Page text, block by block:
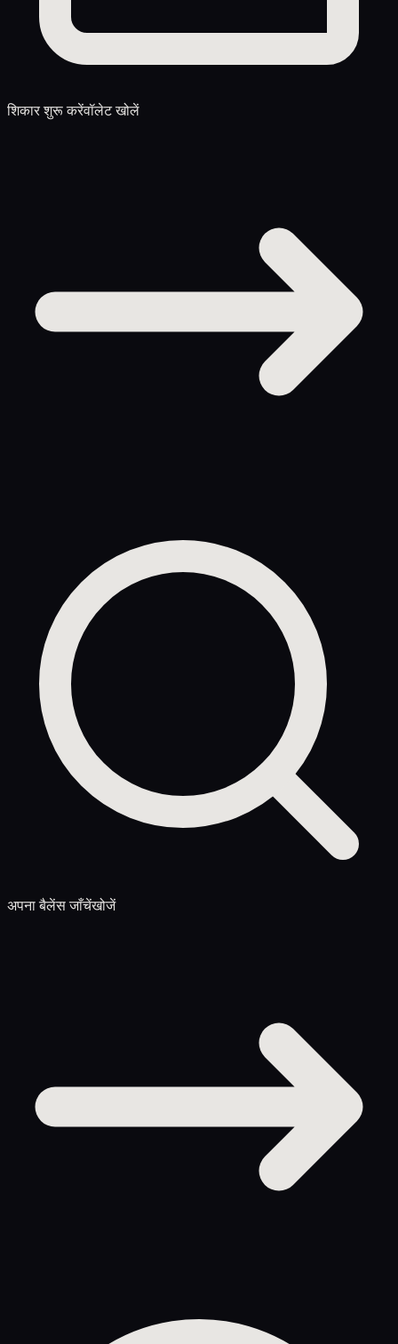
शिकार शुरू करेंवॉलेट खोलें
अपना बैलेंस जाँचेंखोजें